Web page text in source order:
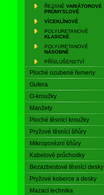
ŘEZANÉ VARIÁTOROVÉ
PRŮMYSLOVÉ
VÍCEKLÍNOVÉ
POLYURETANOVÉ
KLASICKÉ
POLYURETANOVÉ
NÁSOBNÉ
PŘÍSLUŠENSTVÍ
Ploché ozubené řemeny
Gufera
O-kroužky
Manžety
Ploché těsnící kroužky
Pryžové těsnící šňůry
Mikroporézní šňůry
Kabelové průchodky
Bezazbestové těsnící desky
Pryžové koberce a desky
Mazací technika